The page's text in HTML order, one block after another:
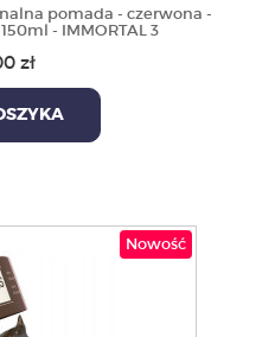
pomada - czerwona -
- IMMORTAL 3
zł
Nowość